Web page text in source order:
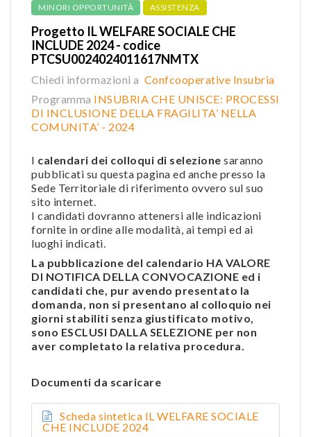
MINORI OPPORTUNITÀ
ASSISTENZA
Progetto IL WELFARE SOCIALE CHE
INCLUDE 2024 - codice
PTCSU0024024011617NMTX
Chiedi informazioni a Confcooperative Insubria
Programma INSUBRIA CHE UNISCE: PROCESSI
DI INCLUSIONE DELLA FRAGILITA’ NELLA
COMUNITA’ - 2024
I calendari dei colloqui di selezione saranno
pubblicati su questa pagina ed anche presso la
Sede Territoriale di riferimento ovvero sul suo
sito internet.
I candidati dovranno attenersi alle indicazioni
fornite in ordine alle modalità, ai tempi ed ai
luoghi indicati.
La pubblicazione del calendario HA VALORE
DI NOTIFICA DELLA CONVOCAZIONE ed i
candidati che, pur avendo presentato la
domanda, non si presentano al colloquio nei
giorni stabiliti senza giustificato motivo,
sono ESCLUSI DALLA SELEZIONE per non
aver completato la relativa procedura.
Documenti da scaricare
Scheda sintetica IL WELFARE SOCIALE
CHE INCLUDE 2024